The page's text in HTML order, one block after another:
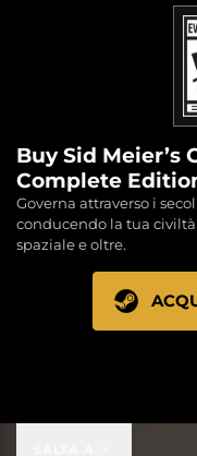
Buy Sid Meier’s
Complete
Governa attraverso i
conducendo la tua
spaziale e oltre.